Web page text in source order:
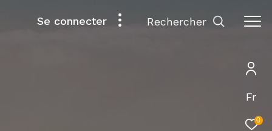
Fr
0
Se connecter rechercher